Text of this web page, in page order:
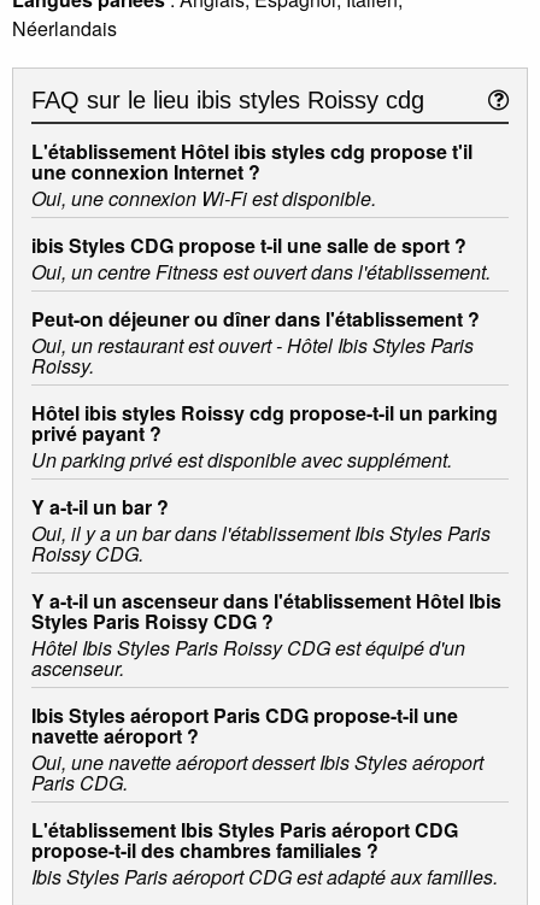
Néerlandais
FAQ sur le lieu ibis styles Roissy cdg
L'établissement Hôtel ibis styles cdg propose t'il
une connexion Internet ?
Oui, une connexion Wi-Fi est disponible.
ibis Styles CDG propose t-il une salle de sport ?
Oui, un centre Fitness est ouvert dans l'établissement.
Peut-on déjeuner ou dîner dans l'établissement ?
Oui, un restaurant est ouvert - Hôtel Ibis Styles Paris
Roissy.
Hôtel ibis styles Roissy cdg propose-t-il un parking
privé payant ?
Un parking privé est disponible avec supplément.
Y a-t-il un bar ?
Oui, il y a un bar dans l'établissement Ibis Styles Paris
Roissy CDG.
Y a-t-il un ascenseur dans l'établissement Hôtel Ibis
Styles Paris Roissy CDG ?
Hôtel Ibis Styles Paris Roissy CDG est équipé d'un
ascenseur.
Ibis Styles aéroport Paris CDG propose-t-il une
navette aéroport ?
Oui, une navette aéroport dessert Ibis Styles aéroport
Paris CDG.
L'établissement Ibis Styles Paris aéroport CDG
propose-t-il des chambres familiales ?
Ibis Styles Paris aéroport CDG est adapté aux familles.